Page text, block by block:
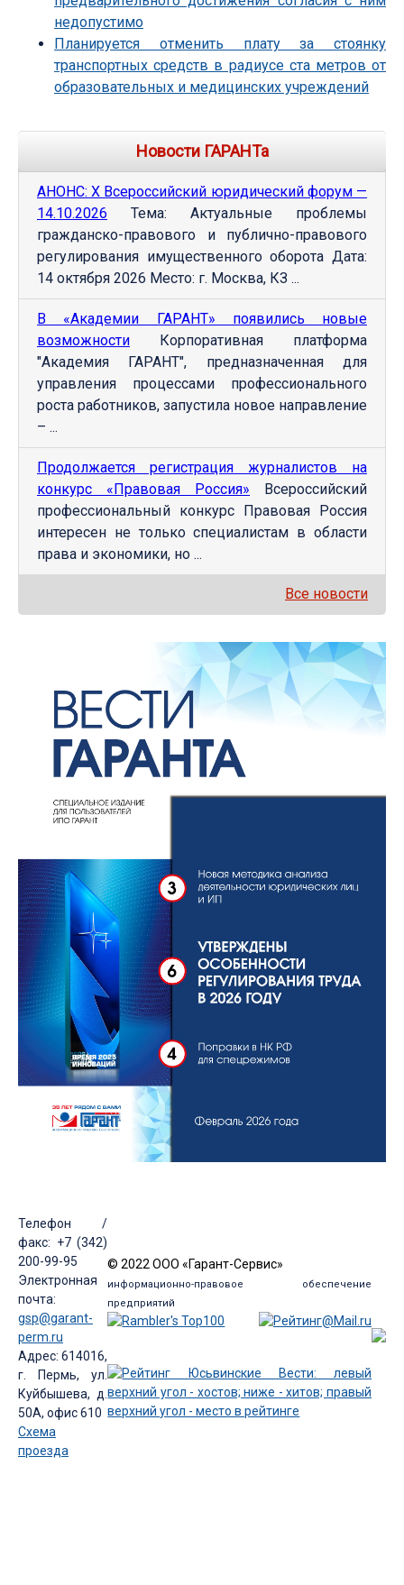
недопустимо
Планируется отменить плату за стоянку
транспортных средств в радиусе ста метров от
образовательных и медицинских учреждений
Новости ГАРАНТа
АНОНС: Х Всероссийский юридический форум —
14.10.2026 Тема: Актуальные проблемы
гражданско-правового и публично-правового
регулирования имущественного оборота Дата:
14 октября 2026 Место: г. Москва, КЗ ...
В «Академии ГАРАНТ» появились новые
возможности Корпоративная платформа
"Академия ГАРАНТ", предназначенная для
управления процессами профессионального
роста работников, запустила новое направление
– ...
Продолжается регистрация журналистов на
конкурс «Правовая Россия» Всероссийский
профессиональный конкурс Правовая Россия
интересен не только специалистам в области
права и экономики, но ...
Все новости
Телефон /
факс: +7 (342)
200-99-95
Электронная
почта:
gsp@garant-
perm.ru
Адрес: 614016,
г. Пермь, ул.
Куйбышева, д.
50А, офис 610
Схема
проезда
© 2022 ООО «Гарант-Сервис»
информационно-правовое обеспечение
предприятий